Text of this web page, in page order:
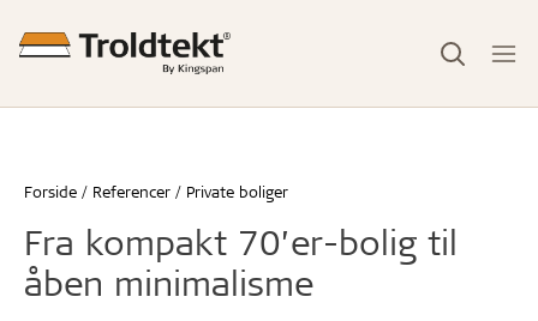
Forside Referencer Private boliger
Fra kompakt 70’er-bolig til
åben minimalisme